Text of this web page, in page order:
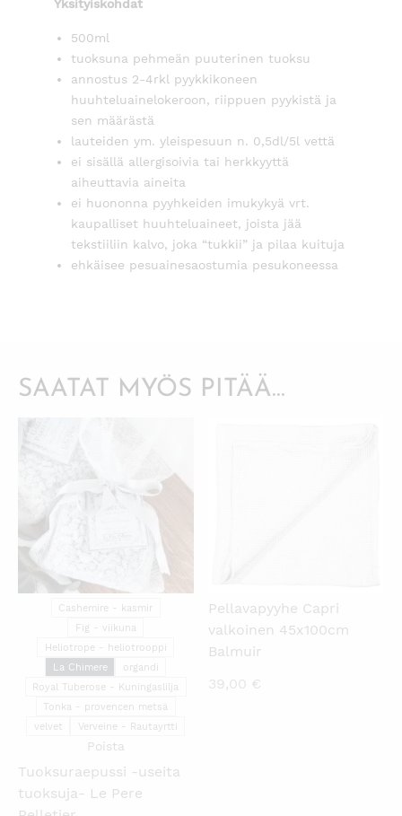
Yksityiskohdat
500ml
tuoksuna pehmeän puuterinen tuoksu
annostus 2-4rkl pyykkikoneen
huuhteluainelokeroon, riippuen pyykistä ja
sen määrästä
lauteiden ym. yleispesuun n. 0,5dl/5l vettä
ei sisällä allergisoivia tai herkkyyttä
aiheuttavia aineita
ei huononna pyyhkeiden imukykyä vrt.
kaupalliset huuhteluaineet, joista jää
tekstiiliin kalvo, joka “tukkii” ja pilaa kuituja
ehkäisee pesuainesaostumia pesukoneessa
SAATAT MYÖS PITÄÄ...
Cashemire - kasmir
Fig - viikuna
Heliotrope - heliotrooppi
La Chimere
organdi
Royal Tuberose - Kuningaslilja
Tonka - provencen metsä
velvet
Verveine - Rautayrtti
Poista
Tuoksuraepussi -useita
tuoksuja- Le Pere
Pellavapyyhe Capri
valkoinen 45x100cm
Balmuir
39,00 €